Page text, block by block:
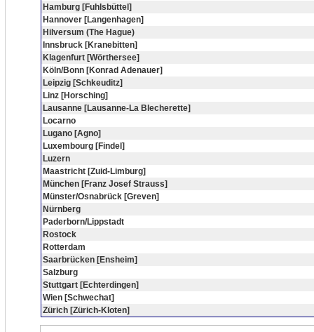
Hamburg [Fuhlsbüttel]
Hannover [Langenhagen]
Hilversum (The Hague)
Innsbruck [Kranebitten]
Klagenfurt [Wörthersee]
Köln/Bonn [Konrad Adenauer]
Leipzig [Schkeuditz]
Linz [Horsching]
Lausanne [Lausanne-La Blecherette]
Locarno
Lugano [Agno]
Luxembourg [Findel]
Luzern
Maastricht [Zuid-Limburg]
München [Franz Josef Strauss]
Münster/Osnabrück [Greven]
Nürnberg
Paderborn/Lippstadt
Rostock
Rotterdam
Saarbrücken [Ensheim]
Salzburg
Stuttgart [Echterdingen]
Wien [Schwechat]
Zürich [Zürich-Kloten]